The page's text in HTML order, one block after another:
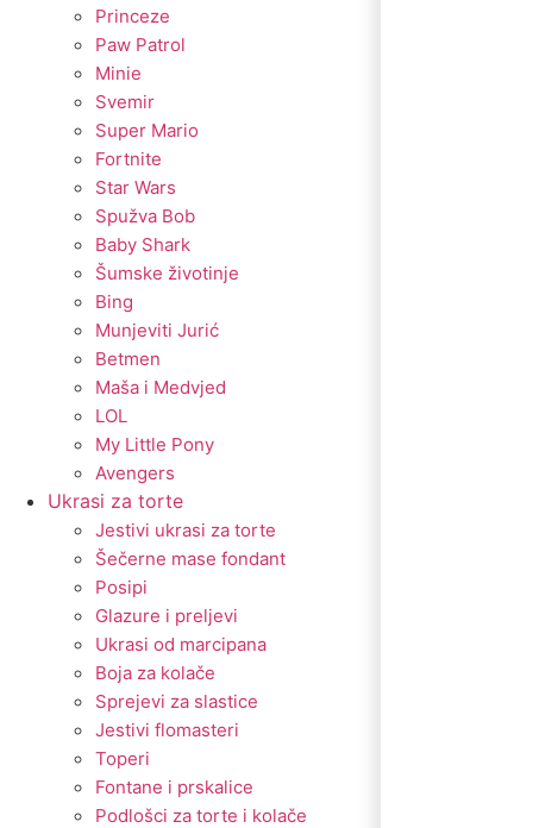
Princeze
Paw Patrol
Minie
Svemir
Super Mario
Fortnite
Star Wars
Spužva Bob
Baby Shark
Šumske životinje
Bing
Munjeviti Jurić
Betmen
Maša i Medvjed
LOL
My Little Pony
Avengers
Ukrasi za torte
Jestivi ukrasi za torte
Šečerne mase fondant
Posipi
Glazure i preljevi
Ukrasi od marcipana
Boja za kolače
Sprejevi za slastice
Jestivi flomasteri
Toperi
Fontane i prskalice
Podlošci za torte i kolače